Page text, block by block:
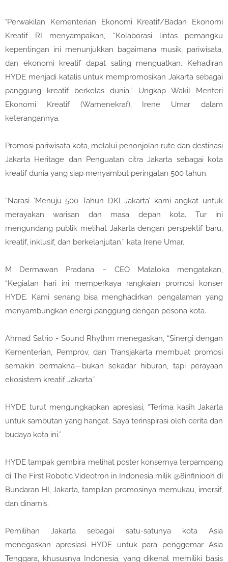
"Perwakilan Kementerian Ekonomi Kreatif/Badan Ekonomi
Kreatif RI menyampaikan, “Kolaborasi lintas pemangku
kepentingan ini menunjukkan bagaimana musik, pariwisata,
dan ekonomi kreatif dapat saling menguatkan. Kehadiran
HYDE menjadi katalis untuk mempromosikan Jakarta sebagai
panggung kreatif berkelas dunia.” Ungkap Wakil Menteri
Ekonomi Kreatif (Wamenekraf), Irene Umar dalam
keterangannya.
Promosi pariwisata kota, melalui penonjolan rute dan destinasi
Jakarta Heritage dan Penguatan citra Jakarta sebagai kota
kreatif dunia yang siap menyambut peringatan 500 tahun.
“Narasi ‘Menuju 500 Tahun DKI Jakarta’ kami angkat untuk
merayakan warisan dan masa depan kota. Tur ini
mengundang publik melihat Jakarta dengan perspektif baru,
kreatif, inklusif, dan berkelanjutan.” kata Irene Umar.
M Dermawan Pradana – CEO Mataloka mengatakan,
“Kegiatan hari ini memperkaya rangkaian promosi konser
HYDE. Kami senang bisa menghadirkan pengalaman yang
menyambungkan energi panggung dengan pesona kota.
Ahmad Satrio - Sound Rhythm menegaskan, “Sinergi dengan
Kementerian, Pemprov, dan Transjakarta membuat promosi
semakin bermakna—bukan sekadar hiburan, tapi perayaan
ekosistem kreatif Jakarta.”
HYDE turut mengungkapkan apresiasi, “Terima kasih Jakarta
untuk sambutan yang hangat. Saya terinspirasi oleh cerita dan
budaya kota ini.”
HYDE tampak gembira melihat poster konsernya terpampang
di The First Robotic Videotron in Indonesia milik @8infiniooh di
Bundaran HI, Jakarta, tampilan promosinya memukau, imersif,
dan dinamis.
Pemilihan Jakarta sebagai satu-satunya kota Asia
menegaskan apresiasi HYDE untuk para penggemar Asia
Tenggara, khususnya Indonesia, yang dikenal memiliki basis